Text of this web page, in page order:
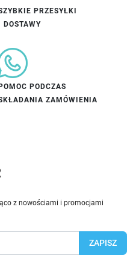
PRZESYŁKI
DOSTAWY
PODCZAS
ZAMÓWIENIA
z nowościami i promocjami